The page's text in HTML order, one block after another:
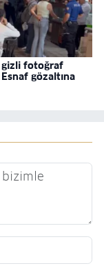
gizli fotoğraf
gözaltına